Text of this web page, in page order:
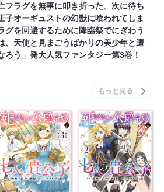
フラグを無事に叩き折った。次に待ち
子オーギュストの幻獣に喰われてしま
グを回避するために降臨祭でにぎわう
、天使と見まごうばかりの美少年と遭
う」発大人気ファンタジー第3巻！